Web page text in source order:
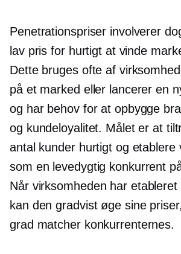
Penetrationspriser involverer
lav pris for hurtigt at vinde
Dette bruges ofte af
på et marked eller lancerer en
og har behov for at opbygge
og kundeloyalitet. Målet er at
antal kunder hurtigt og etablere
som en levedygtig konkurrent
Når virksomheden har etableret
kan den gradvist øge sine
grad matcher konkurrenternes.